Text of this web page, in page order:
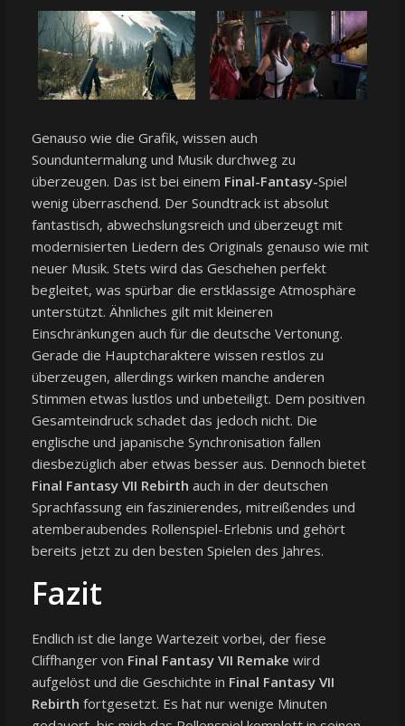
Genauso wie die Grafik, wissen auch
Sounduntermalung und Musik durchweg zu
überzeugen. Das ist bei einem Final-Fantasy-Spiel
wenig überraschend. Der Soundtrack ist absolut
fantastisch, abwechslungsreich und überzeugt mit
modernisierten Liedern des Originals genauso wie mit
neuer Musik. Stets wird das Geschehen perfekt
begleitet, was spürbar die erstklassige Atmosphäre
unterstützt. Ähnliches gilt mit kleineren
Einschränkungen auch für die deutsche Vertonung.
Gerade die Hauptcharaktere wissen restlos zu
überzeugen, allerdings wirken manche anderen
Stimmen etwas lustlos und unbeteiligt. Dem positiven
Gesamteindruck schadet das jedoch nicht. Die
englische und japanische Synchronisation fallen
diesbezüglich aber etwas besser aus. Dennoch bietet
Final Fantasy VII Rebirth auch in der deutschen
Sprachfassung ein faszinierendes, mitreißendes und
atemberaubendes Rollenspiel-Erlebnis und gehört
bereits jetzt zu den besten Spielen des Jahres.
Fazit
Endlich ist die lange Wartezeit vorbei, der fiese
Cliffhanger von Final Fantasy VII Remake wird
aufgelöst und die Geschichte in Final Fantasy VII
Rebirth fortgesetzt. Es hat nur wenige Minuten